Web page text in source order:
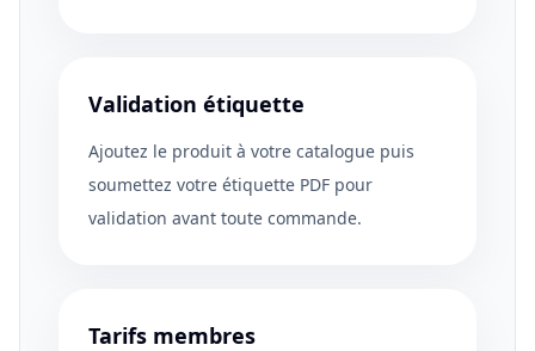
Validation étiquette
Ajoutez le produit à votre catalogue puis
soumettez votre étiquette PDF pour
validation avant toute commande.
Tarifs membres